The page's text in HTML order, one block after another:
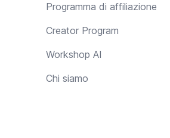
Programma di affiliazione
Creator Program
Workshop AI
Chi siamo